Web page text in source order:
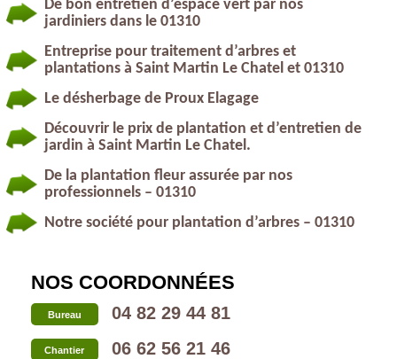
De bon entretien d’espace vert par nos
jardiniers dans le 01310
Entreprise pour traitement d’arbres et
plantations à Saint Martin Le Chatel et 01310
Le désherbage de Proux Elagage
Découvrir le prix de plantation et d’entretien de
jardin à Saint Martin Le Chatel.
De la plantation fleur assurée par nos
professionnels – 01310
Notre société pour plantation d’arbres – 01310
NOS COORDONNÉES
Bureau 04 82 29 44 81
Chantier 06 62 56 21 46